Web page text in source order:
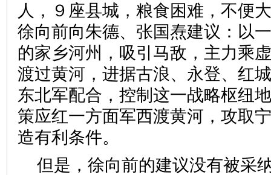
人，９座县城，粮食困难，不便
徐向前向朱德、张国焘建议：以
的家乡河州，吸引马敌，主力乘
渡过黄河，进据古浪、永登、红
东北军配合，控制这一战略枢纽
策应红一方面军西渡黄河，攻取
造有利条件。
但是，徐向前的建议没有被采